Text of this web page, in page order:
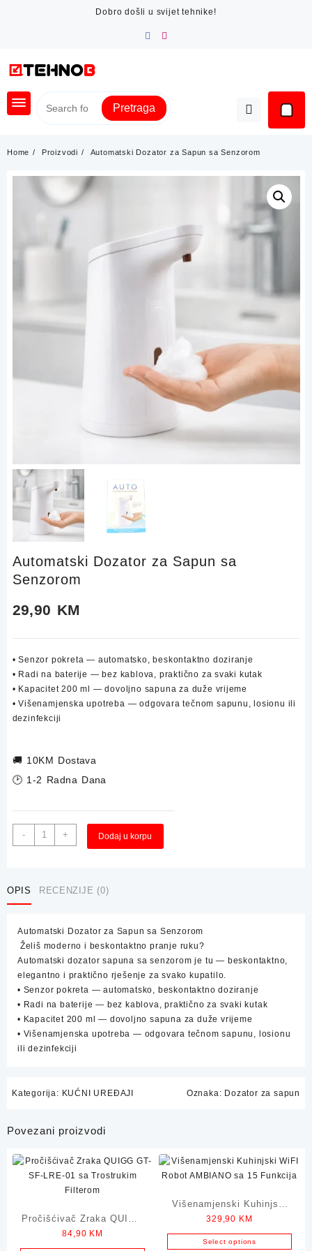
Dobro došli u svijet tehnike!
Pretraga
Home Proizvodi Automatski Dozator za Sapun sa Senzorom
Automatski Dozator za Sapun sa
Senzorom
29,90 KM
• Senzor pokreta — automatsko, beskontaktno doziranje
• Radi na baterije — bez kablova, praktično za svaki kutak
• Kapacitet 200 ml — dovoljno sapuna za duže vrijeme
• Višenamjenska upotreba — odgovara tečnom sapunu, losionu ili
dezinfekciji
🚚 10KM Dostava
🕑 1-2 Radna Dana
-
Automatski
Dozator
sa
+ Dodaj u korpu
OPIS RECENZIJE (0)
Automatski Dozator za Sapun sa Senzorom
Želiš moderno i beskontaktno pranje ruku?
Automatski dozator sapuna sa senzorom je tu — beskontaktno,
elegantno i praktično rješenje za svako kupatilo.
• Senzor pokreta — automatsko, beskontaktno doziranje
• Radi na baterije — bez kablova, praktično za svaki kutak
• Kapacitet 200 ml — dovoljno sapuna za duže vrijeme
• Višenamjenska upotreba — odgovara tečnom sapunu, losionu
ili dezinfekciji
Kategorija: KUĆNI UREĐAJI Oznaka: Dozator za sapun
Povezani proizvodi
Pročišćivač Zraka QUIGG
sa Trostrukim Filterom
84,90 KM
Višenamjenski Kuhinjski
WiFI Robot AMBIANO sa
15 Funkcija
329,90 KM
Select options